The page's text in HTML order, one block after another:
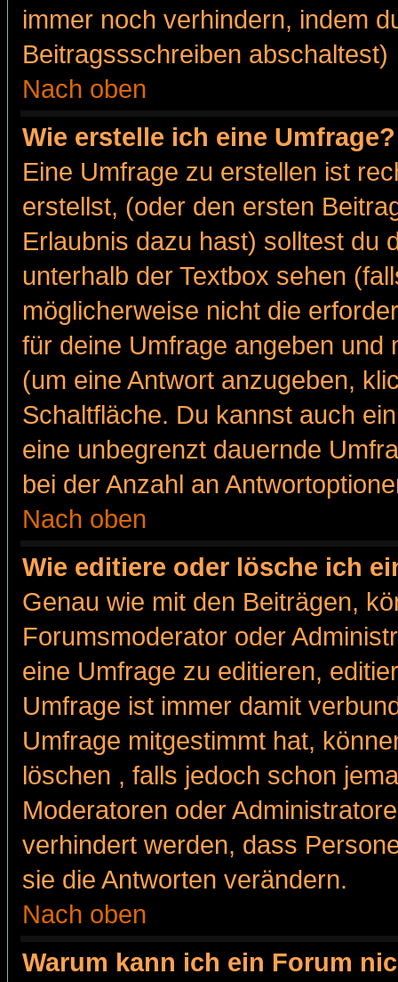
immer noch verhindern, indem
Beitragssschreiben abschaltest)
Nach oben
Wie erstelle ich eine Umfrage?
Eine Umfrage zu erstellen ist
erstellst, (oder den ersten
Erlaubnis dazu hast) solltest du
unterhalb der Textbox sehen
möglicherweise nicht die
für deine Umfrage angeben und
(um eine Antwort anzugeben,
Schaltfläche. Du kannst auch
eine unbegrenzt dauernde
bei der Anzahl an
Nach oben
Wie editiere oder lösche ich
Genau wie mit den Beiträgen,
Forumsmoderator oder
eine Umfrage zu editieren,
Umfrage ist immer damit
Umfrage mitgestimmt hat,
löschen , falls jedoch schon
Moderatoren oder
verhindert werden, dass
sie die Antworten verändern.
Nach oben
Warum kann ich ein Forum